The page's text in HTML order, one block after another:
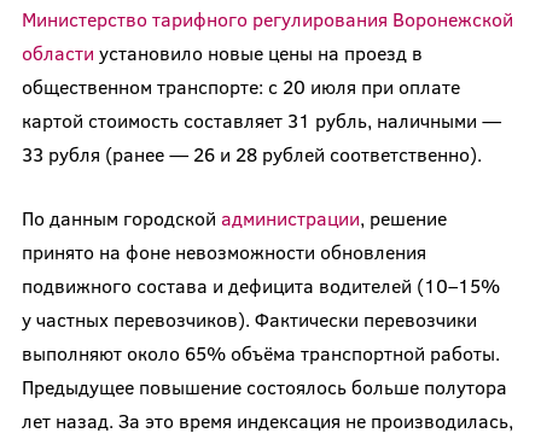
Министерство тарифного регулирования Воронежской
области установило новые цены на проезд в
общественном транспорте: с 20 июля при оплате
картой стоимость составляет 31 рубль, наличными —
33 рубля (ранее — 26 и 28 рублей соответственно).
По данным городской администрации, решение
принято на фоне невозможности обновления
подвижного состава и дефицита водителей (10–15%
у частных перевозчиков). Фактически перевозчики
выполняют около 65% объёма транспортной работы.
Предыдущее повышение состоялось больше полутора
лет назад. За это время индексация не производилась,